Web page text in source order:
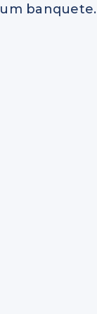
banquete.